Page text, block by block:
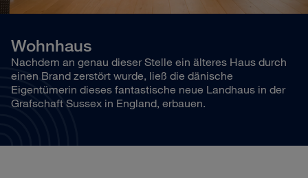
Wohnhaus
Nachdem an genau dieser Stelle ein älteres Haus durch
einen Brand zerstört wurde, ließ die dänische
Eigentümerin dieses fantastische neue Landhaus in der
Grafschaft Sussex in England, erbauen.